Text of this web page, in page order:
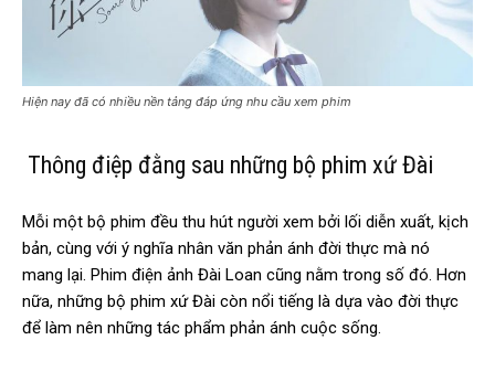
Hiện nay đã có nhiều nền tảng đáp ứng nhu cầu xem phim
Thông điệp đằng sau những bộ phim xứ Đài
Mỗi một bộ phim đều thu hút người xem bởi lối diễn xuất, kịch
bản, cùng với ý nghĩa nhân văn phản ánh đời thực mà nó
mang lại. Phim điện ảnh Đài Loan cũng nằm trong số đó. Hơn
nữa, những bộ phim xứ Đài còn nổi tiếng là dựa vào đời thực
để làm nên những tác phẩm phản ánh cuộc sống.